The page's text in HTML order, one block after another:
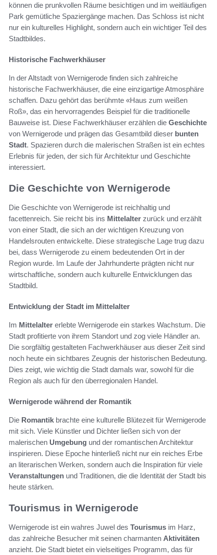
können die prunkvollen Räume besichtigen und im weitläufigen
Park gemütliche Spaziergänge machen. Das Schloss ist nicht
nur ein kulturelles Highlight, sondern auch ein wichtiger Teil des
Stadtbildes.
Historische Fachwerkhäuser
In der Altstadt von Wernigerode finden sich zahlreiche
historische Fachwerkhäuser, die eine einzigartige Atmosphäre
schaffen. Dazu gehört das berühmte «Haus zum weißen
Roß», das ein hervorragendes Beispiel für die traditionelle
Bauweise ist. Diese Fachwerkhäuser erzählen die Geschichte
von Wernigerode und prägen das Gesamtbild dieser bunten
Stadt. Spazieren durch die malerischen Straßen ist ein echtes
Erlebnis für jeden, der sich für Architektur und Geschichte
interessiert.
Die Geschichte von Wernigerode
Die Geschichte von Wernigerode ist reichhaltig und
facettenreich. Sie reicht bis ins Mittelalter zurück und erzählt
von einer Stadt, die sich an der wichtigen Kreuzung von
Handelsrouten entwickelte. Diese strategische Lage trug dazu
bei, dass Wernigerode zu einem bedeutenden Ort in der
Region wurde. Im Laufe der Jahrhunderte prägten nicht nur
wirtschaftliche, sondern auch kulturelle Entwicklungen das
Stadtbild.
Entwicklung der Stadt im Mittelalter
Im Mittelalter erlebte Wernigerode ein starkes Wachstum. Die
Stadt profitierte von ihrem Standort und zog viele Händler an.
Die sorgfältig gestalteten Fachwerkhäuser aus dieser Zeit sind
noch heute ein sichtbares Zeugnis der historischen Bedeutung.
Dies zeigt, wie wichtig die Stadt damals war, sowohl für die
Region als auch für den überregionalen Handel.
Wernigerode während der Romantik
Die Romantik brachte eine kulturelle Blütezeit für Wernigerode
mit sich. Viele Künstler und Dichter ließen sich von der
malerischen Umgebung und der romantischen Architektur
inspirieren. Diese Epoche hinterließ nicht nur ein reiches Erbe
an literarischen Werken, sondern auch die Inspiration für viele
Veranstaltungen und Traditionen, die die Identität der Stadt bis
heute stärken.
Tourismus in Wernigerode
Wernigerode ist ein wahres Juwel des Tourismus im Harz,
das zahlreiche Besucher mit seinen charmanten Aktivitäten
anzieht. Die Stadt bietet ein vielseitiges Programm, das für